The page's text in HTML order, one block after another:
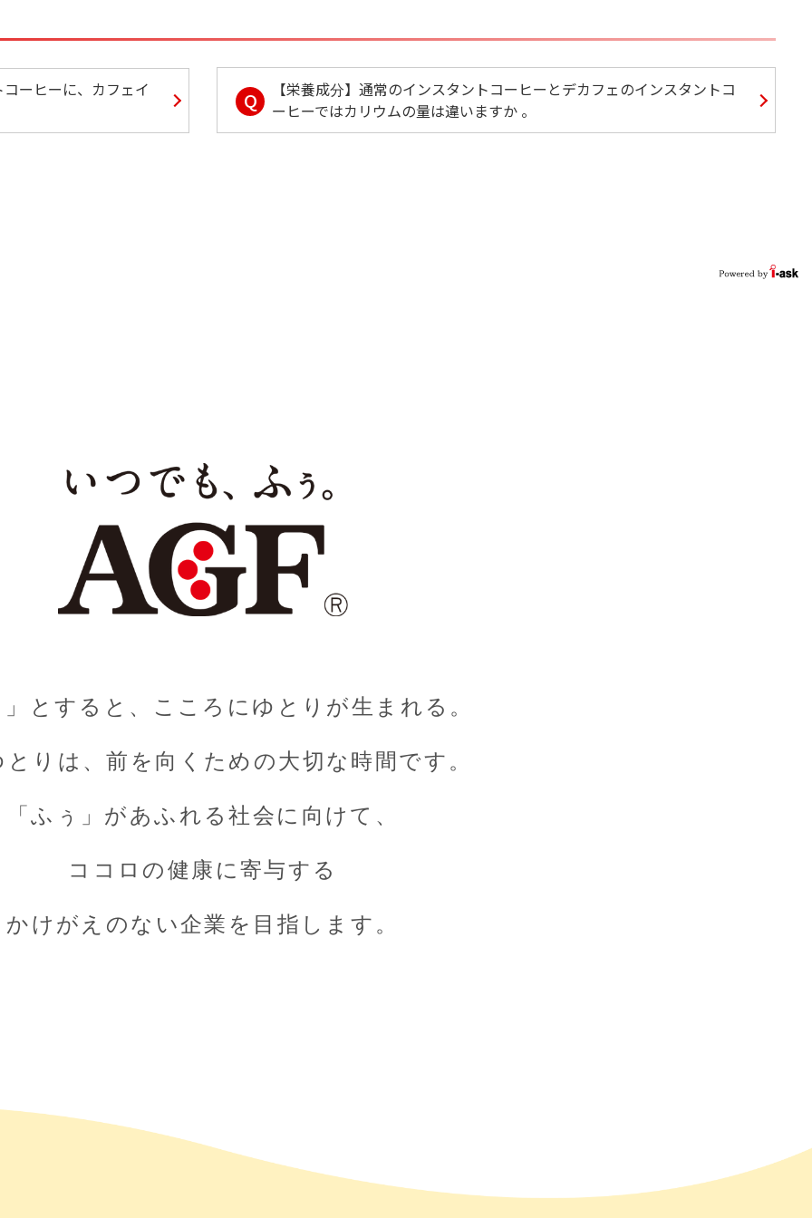
ーヒーに、カフェイ
Q
【栄養成分】通常のインスタントコーヒーとデカフェのインスタントコ
ーヒーではカリウムの量は違いますか 。
」とすると、こころにゆとりが生まれる。
とりは、前を向くための大切な時間です。
「ふぅ」があふれる社会に向けて、
ココロの健康に寄与する
かけがえのない企業を目指します。